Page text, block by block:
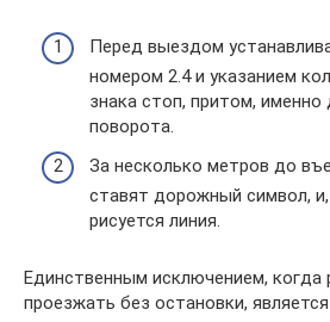
Перед выездом
номером 2.4 и указанием
знака стоп, притом, именно
поворота.
За несколько метров до
ставят дорожный символ, и,
рисуется линия.
Единственным исключением, когда
проезжать без остановки,